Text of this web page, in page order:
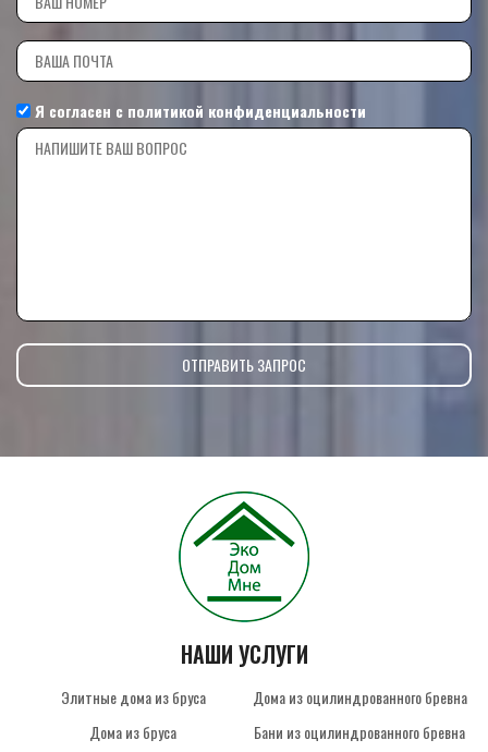
Я согласен с политикой конфиденциальности
НАШИ УСЛУГИ
Элитные дома из бруса
Дома из бруса
Дома из оцилиндрованного бревна
Бани из оцилиндрованного бревна